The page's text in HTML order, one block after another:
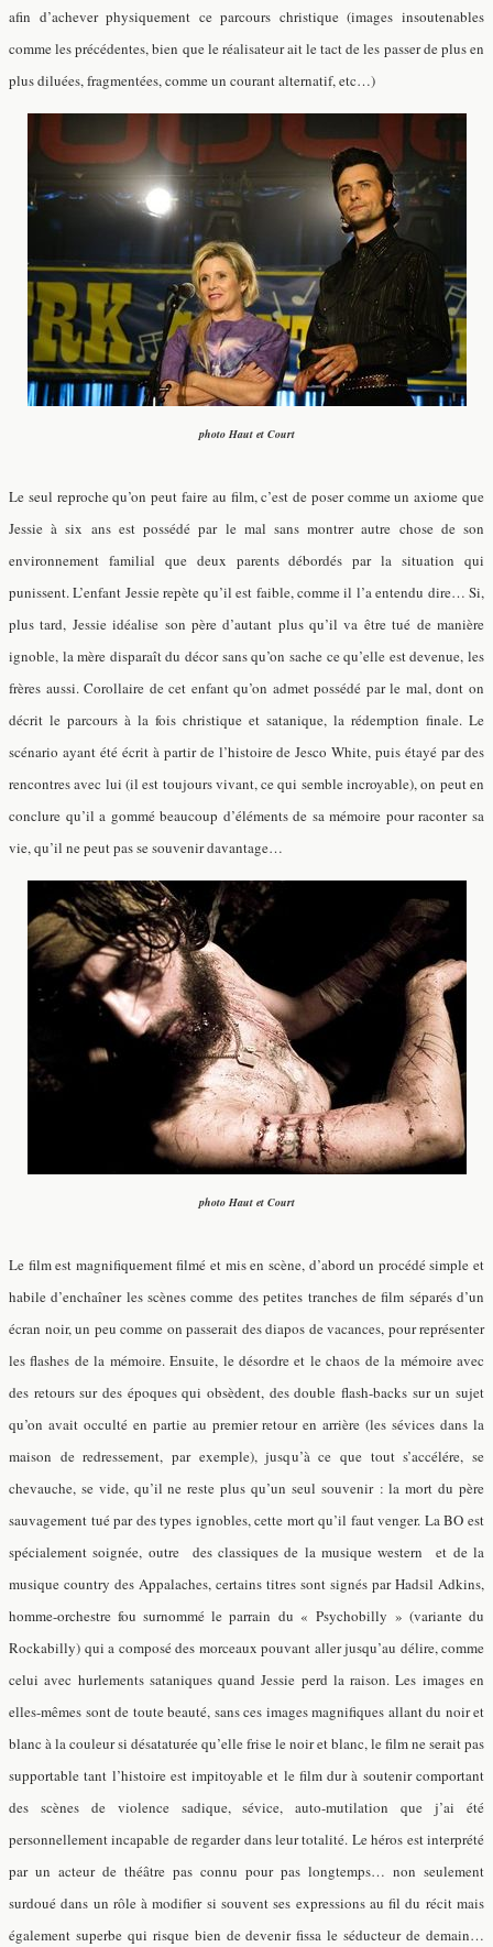
afin d’achever physiquement ce parcours christique (images insoutenables
comme les précédentes, bien que le réalisateur ait le tact de les passer de plus en
plus diluées, fragmentées, comme un courant alternatif, etc…)
photo Haut et Court
Le seul reproche qu’on peut faire au film, c’est de poser comme un axiome que
Jessie à six ans est possédé par le mal sans montrer autre chose de son
environnement familial que deux parents débordés par la situation qui
punissent. L’enfant Jessie repète qu’il est faible, comme il l’a entendu dire… Si,
plus tard, Jessie idéalise son père d’autant plus qu’il va être tué de manière
ignoble, la mère disparaît du décor sans qu’on sache ce qu’elle est devenue, les
frères aussi. Corollaire de cet enfant qu’on admet possédé par le mal, dont on
décrit le parcours à la fois christique et satanique, la rédemption finale. Le
scénario ayant été écrit à partir de l’histoire de Jesco White, puis étayé par des
rencontres avec lui (il est toujours vivant, ce qui semble incroyable), on peut en
conclure qu’il a gommé beaucoup d’éléments de sa mémoire pour raconter sa
vie, qu’il ne peut pas se souvenir davantage…
photo Haut et Court
Le film est magnifiquement filmé et mis en scène, d’abord un procédé simple et
habile d’enchaîner les scènes comme des petites tranches de film séparés d’un
écran noir, un peu comme on passerait des diapos de vacances, pour représenter
les flashes de la mémoire. Ensuite, le désordre et le chaos de la mémoire avec
des retours sur des époques qui obsèdent, des double flash-backs sur un sujet
qu’on avait occulté en partie au premier retour en arrière (les sévices dans la
maison de redressement, par exemple), jusqu’à ce que tout s’accélére, se
chevauche, se vide, qu’il ne reste plus qu’un seul souvenir : la mort du père
sauvagement tué par des types ignobles, cette mort qu’il faut venger. La BO est
spécialement soignée, outre des classiques de la musique western et de la
musique country des Appalaches, certains titres sont signés par Hadsil Adkins,
homme-orchestre fou surnommé le parrain du « Psychobilly » (variante du
Rockabilly) qui a composé des morceaux pouvant aller jusqu’au délire, comme
celui avec hurlements sataniques quand Jessie perd la raison. Les images en
elles-mêmes sont de toute beauté, sans ces images magnifiques allant du noir et
blanc à la couleur si désataturée qu’elle frise le noir et blanc, le film ne serait pas
supportable tant l’histoire est impitoyable et le film dur à soutenir comportant
des scènes de violence sadique, sévice, auto-mutilation que j’ai été
personnellement incapable de regarder dans leur totalité. Le héros est interprété
par un acteur de théâtre pas connu pour pas longtemps… non seulement
surdoué dans un rôle à modifier si souvent ses expressions au fil du récit mais
également superbe qui risque bien de devenir fissa le séducteur de demain…